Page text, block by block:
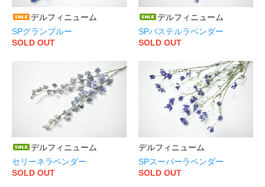
デルフィニューム
SPグランブルー
SOLD OUT
デルフィニューム
SPパステルラベンダー
SOLD OUT
デルフィニューム
セリーネラベンダー
SOLD OUT
デルフィニューム
SPスーパーラベンダー
SOLD OUT